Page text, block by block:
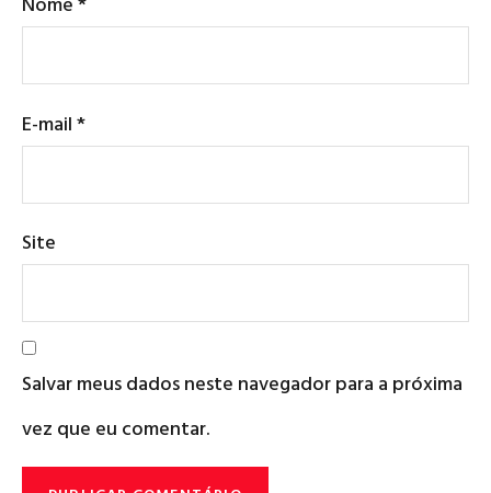
E-mail*
Site
Salvar meus dados neste navegador para a próxima
vez que eu comentar.